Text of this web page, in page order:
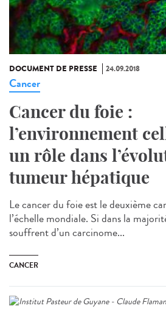
DOCUMENT DE PRESSE 24.09.2018
Cancer
Cancer du foie :
l’environnement
un rôle dans
tumeur hépatique
Le cancer du foie est le deuxième
l’échelle mondiale. Si dans la
souffrent d’un carcinome...
CANCER